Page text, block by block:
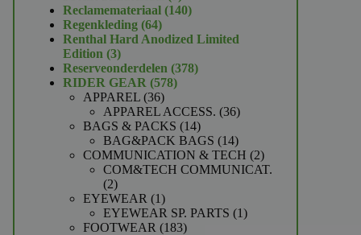
producten
Reclamemateriaal 140140
Regenkleding 6464
producten
Renthal Hard Anodized Limited
Edition 33
producten
Reserveonderdelen 378378
RIDER GEAR 578578
APPAREL 3636
producten
APPAREL ACCESS. 3636
BAGS & PACKS 1414
producten
BAG&PACK BAGS 1414
producten
COMMUNICATION & TECH 22
producten
COM&TECH COMMUNICAT.
22
producten
EYEWEAR 11
product
EYEWEAR SP. PARTS 11
FOOTWEAR 183183